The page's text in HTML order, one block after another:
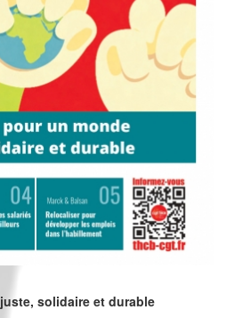
solidaire et durable